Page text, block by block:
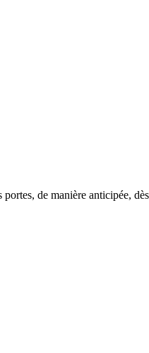
de manière anticipée,